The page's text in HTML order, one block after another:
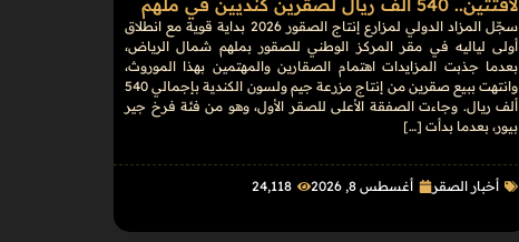
لافتتين.. 540 ألف ريال لصقرين كنديين في ملهم
سجّل المزاد الدولي لمزارع إنتاج الصقور 2026 بداية قوية مع انطلاق
أولى لياليه في مقر المركز الوطني للصقور بملهم شمال الرياض،
بعدما جذبت المزايدات اهتمام الصقارين والمهتمين بهذا الموروث،
وانتهت ببيع صقرين من إنتاج مزرعة جيم ولسون الكندية بإجمالي 540
ألف ريال. وجاءت الصفقة الأعلى للصقر الأول، وهو من فئة فرخ جير
بيور، بعدما بدأت […]
أخبار الصقر أغسطس 8, 2026 24٬118